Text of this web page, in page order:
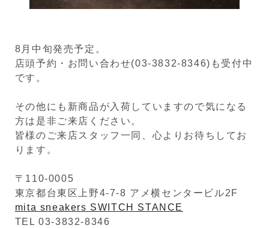
8月中旬発売予定。
店頭予約・お問い合わせ(03-3832-8346)も受付中
です。
その他にも新商品が入荷していますので気になる
方は是非ご来店ください。
皆様のご来店スタッフ一同、心よりお待ちしてお
ります。
〒110-0005
東京都台東区上野4-7-8 アメ横センタービル2F
mita sneakers SWITCH STANCE
TEL 03-3832-8346